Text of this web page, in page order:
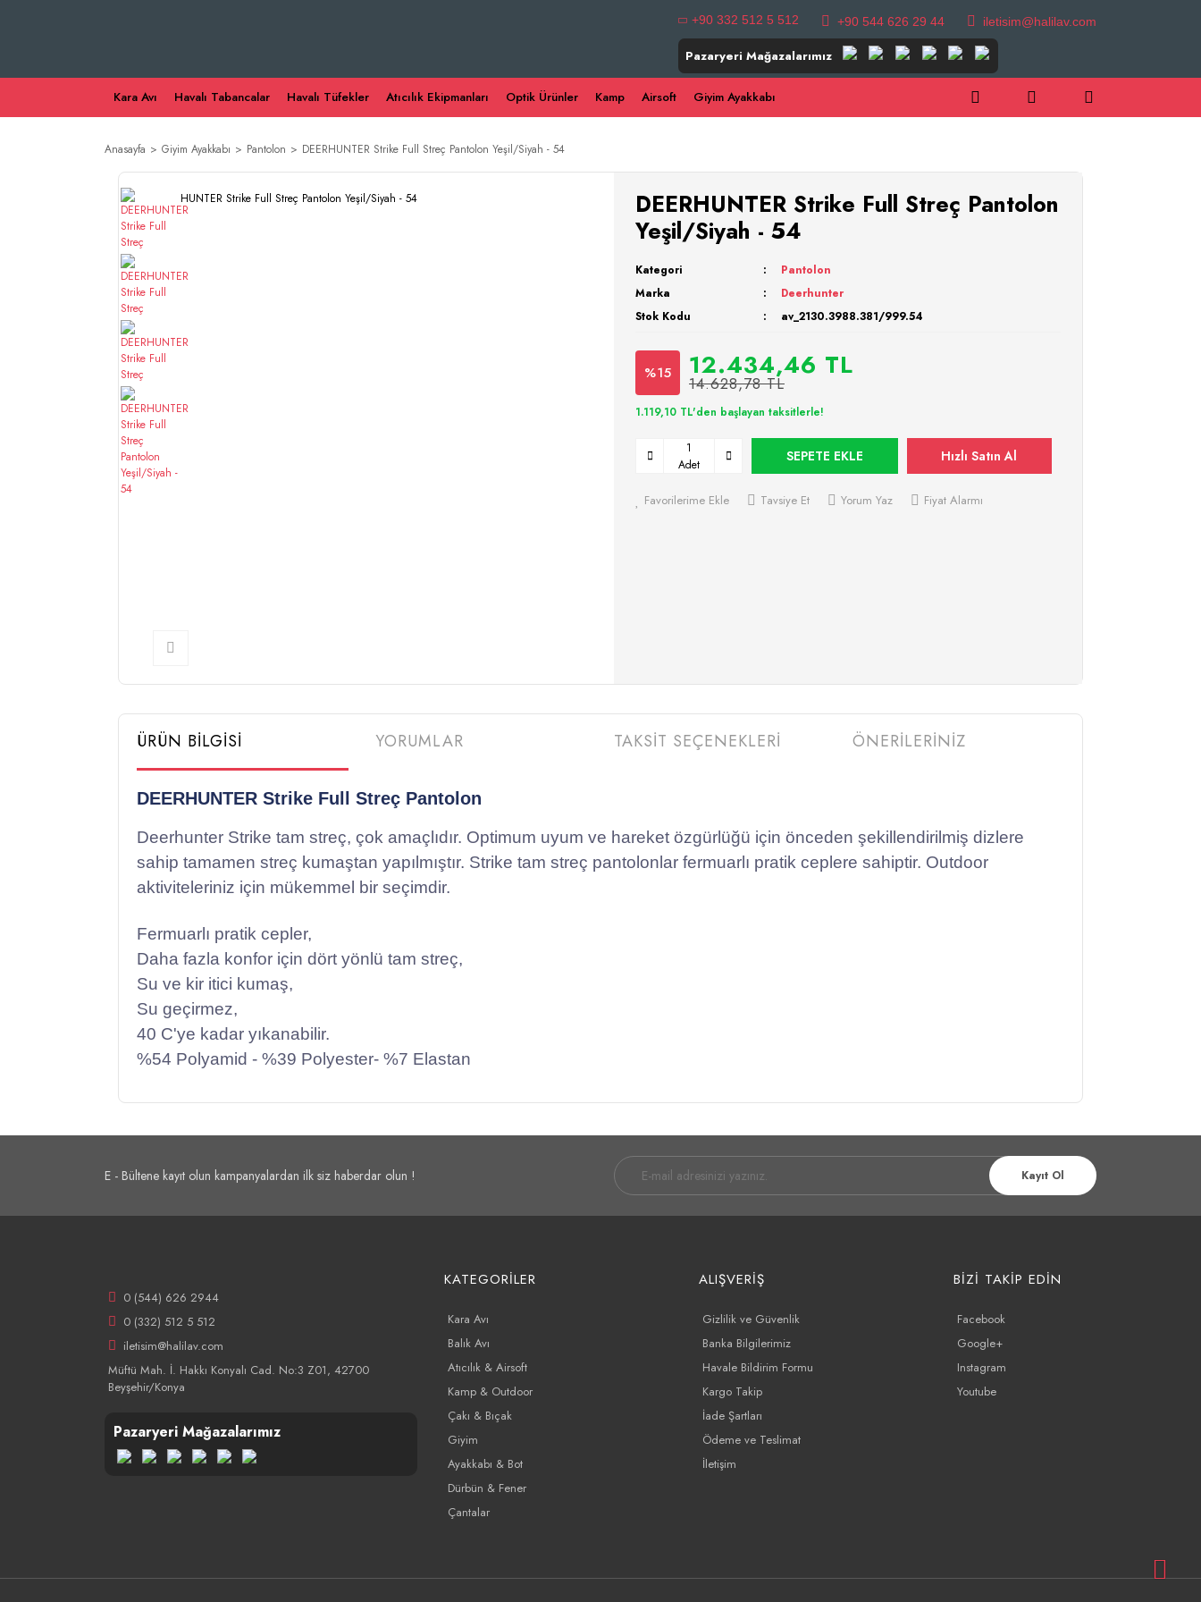
+90 332 512 5 512 +90 544 626 29 44 iletisim@halilav.com
Pazaryeri Mağazalarımız
Kara Avı Havalı Tabancalar Havalı Tüfekler Atıcılık Ekipmanları Optik Ürünler Kamp Airsoft Giyim Ayakkabı
Anasayfa Giyim Ayakkabı Pantolon DEERHUNTER Strike Full Streç Pantolon Yeşil/Siyah - 54
DEERHUNTER Strike Full Streç Pantolon
Yeşil/Siyah - 54
Kategori
Pantolon
Marka
Deerhunter
Stok Kodu
av_2130.3988.381/999.54
%15 12.434,46 TL
14.628,78 TL
1.119,10 TL'den başlayan taksitlerle!
Adet
SEPETE EKLE Hızlı Satın Al
Favorilerime Ekle Tavsiye Et Yorum Yaz Fiyat Alarmı
ÜRÜN BİLGİSİ
DEERHUNTER Strike Full Streç Pantolon
Deerhunter Strike tam streç, çok amaçlıdır. Optimum uyum ve hareket özgürlüğü için önceden şekillendirilmiş dizlere
sahip tamamen streç kumaştan yapılmıştır. Strike tam streç pantolonlar fermuarlı pratik ceplere sahiptir. Outdoor
aktiviteleriniz için mükemmel bir seçimdir.
Fermuarlı pratik cepler,
Daha fazla konfor için dört yönlü tam streç,
Su ve kir itici kumaş,
Su geçirmez,
40 C'ye kadar yıkanabilir.
%54 Polyamid - %39 Polyester- %7 Elastan
YORUMLAR TAKSİT SEÇENEKLERİ ÖNERİLERİNİZ
E - Bültene kayıt olun kampanyalardan ilk siz haberdar olun ! Kayıt Ol
0 (544) 626 2944
0 (332) 512 5 512
iletisim@halilav.com
Müftü Mah. İ. Hakkı Konyalı Cad. No:3 Z01, 42700
Beyşehir/Konya
Pazaryeri Mağazalarımız
KATEGORİLER
Kara Avı
Balık Avı
Atıcılık & Airsoft
Kamp & Outdoor
Çakı & Bıçak
Giyim
Ayakkabı & Bot
Dürbün & Fener
Çantalar
ALIŞVERİŞ
Gizlilik ve Güvenlik
Banka Bilgilerimiz
Havale Bildirim Formu
Kargo Takip
İade Şartları
Ödeme ve Teslimat
İletişim
BİZİ TAKİP EDİN
Facebook
Google+
Instagram
Youtube